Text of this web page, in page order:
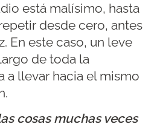
está malísimo, hasta
desde cero, antes
En este caso, un leve
de toda la
a llevar hacia el mismo
cosas muchas veces